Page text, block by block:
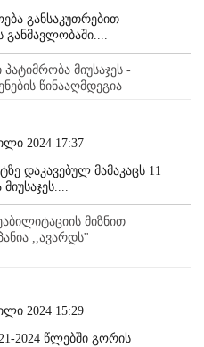
განსაკუთრებით
მიუსაჯეს -
წინააღმდეგია
2024 17:37
დაკავებულ მამაკაცს 11
მიზნით
,,ავარდს''
2024 15:29
2024 წლებში გორის